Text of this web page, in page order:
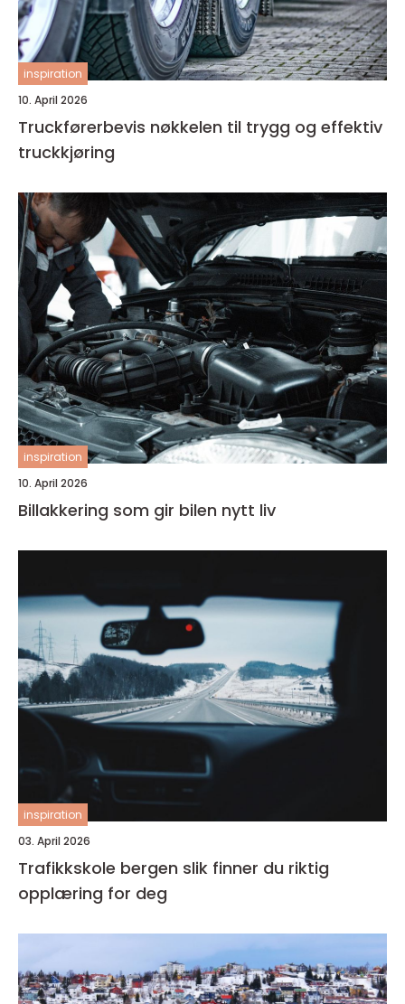
inspiration
10. April 2026
Truckførerbevis nøkkelen til trygg og effektiv
truckkjøring
inspiration
10. April 2026
Billakkering som gir bilen nytt liv
inspiration
03. April 2026
Trafikkskole bergen slik finner du riktig
opplæring for deg